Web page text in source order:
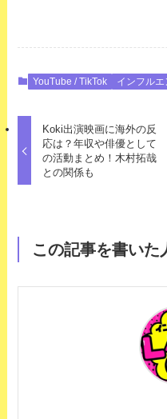
YouTube / TikTok インフルエ
Koki出演映画に海外の反
応は？年収や俳優として
の活動まとめ！木村拓哉
との関係も
この記事を書いた